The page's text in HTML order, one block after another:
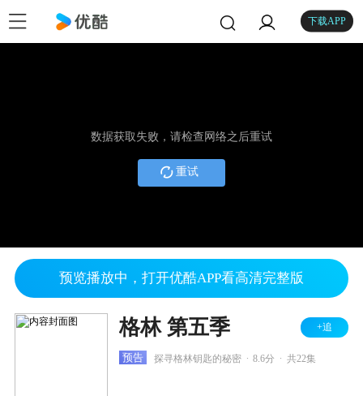
下载APP
数据获取失败，请检查网络之后重试
重试
预览播放中，打开优酷APP看高清完整版
格林 第五季 +追
预告 探寻格林钥匙的秘密 8.6分 共22集